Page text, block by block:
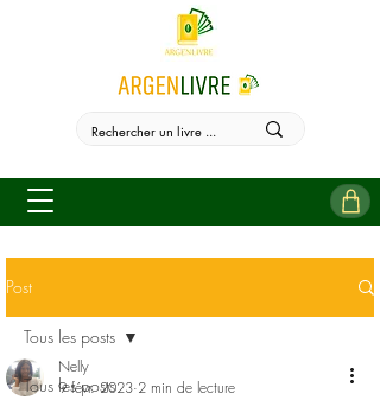
Post
Tous les posts
Tous les posts
Nelly
9 févr. 2023 2 min de lecture